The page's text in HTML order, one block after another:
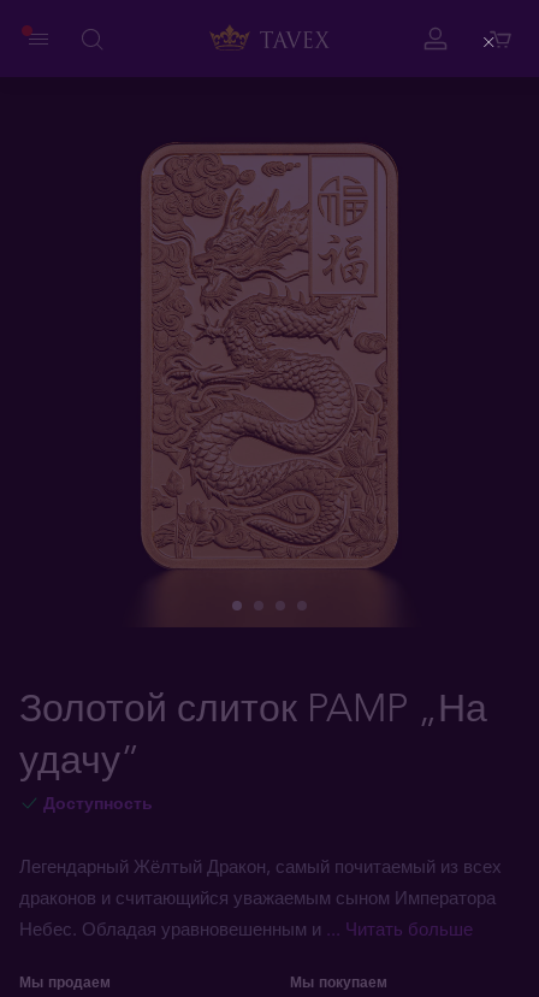
Золотой слиток PAMP „На
удачу”
Доступность
Легендарный Жёлтый Дракон, самый почитаемый из всех
драконов и считающийся уважаемым сыном Императора
Небес. Обладая уравновешенным и ... Читать больше
Мы продаем Мы покупаем
Close